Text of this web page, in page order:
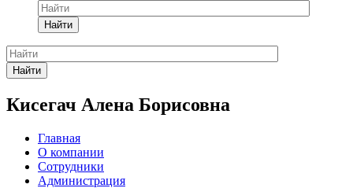
Найти
Найти
Кисегач Алена Борисовна
Главная
О компании
Сотрудники
Администрация